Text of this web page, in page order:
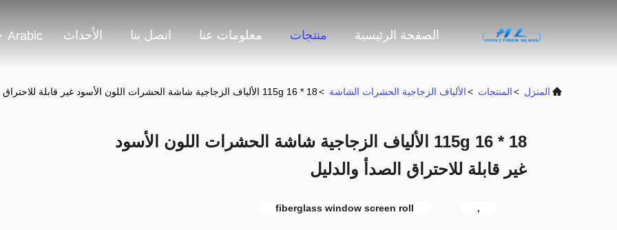
الصفحة الرئيسية منتجات معلومات عنا اتصل بنا الأحداث Arabic
المنزل >المنتجات >الألياف الزجاجية الحشرات الشاشة >18 * 16 115g الألياف الزجاجية شاشة الحشرات اللون الأسود غير قابلة للاحتراق الصدأ والدليل
18 * 16 115g الألياف الزجاجية شاشة الحشرات اللون الأسود
غير قابلة للاحتراق الصدأ والدليل
,
fiberglass window screen roll